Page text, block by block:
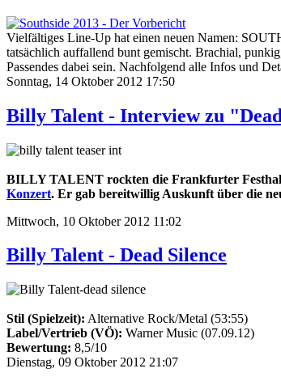
Vielfältiges Line-Up hat einen neuen Namen:
tatsächlich auffallend bunt gemischt. Brachial,
Passendes dabei sein. Nachfolgend alle Infos und
Sonntag, 14 Oktober 2012 17:50
Billy Talent - Interview zu
BILLY TALENT rockten die Frankfurter
Konzert. Er gab bereitwillig Auskunft über die
Mittwoch, 10 Oktober 2012 11:02
Billy Talent - Dead Silence
Stil (Spielzeit): Alternative Rock/Metal (53:55)
Label/Vertrieb (VÖ): Warner Music (07.09.12)
Bewertung: 8,5/10
Dienstag, 09 Oktober 2012 21:07